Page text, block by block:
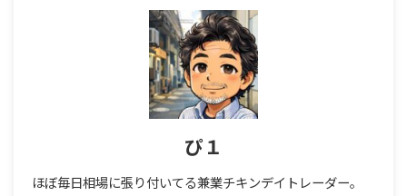
ぴ１
ほぼ毎日相場に張り付いてる兼業チキンデイトレーダー。